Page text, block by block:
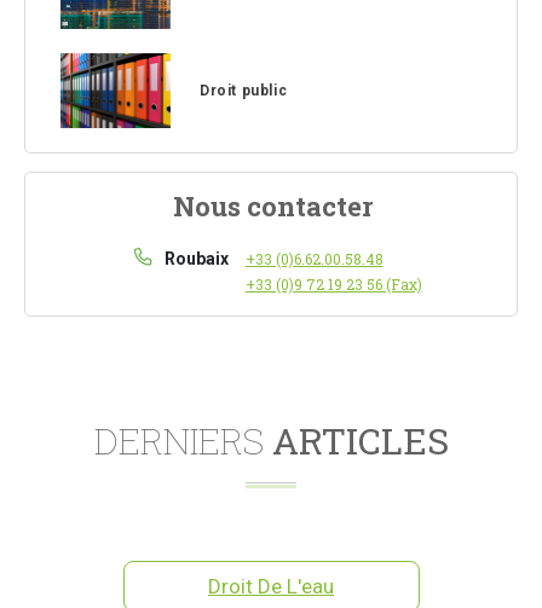
Droit public
Nous contacter
Roubaix
+33 (0)6.62.00.58.48
+33 (0)9 72 19 23 56 (Fax)
DERNIERS ARTICLES
Droit De L'eau